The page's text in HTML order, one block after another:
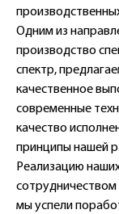
Одним из
производство
спектр,
качественное
современные
качество
принципы нашей
Реализацию
мы успели